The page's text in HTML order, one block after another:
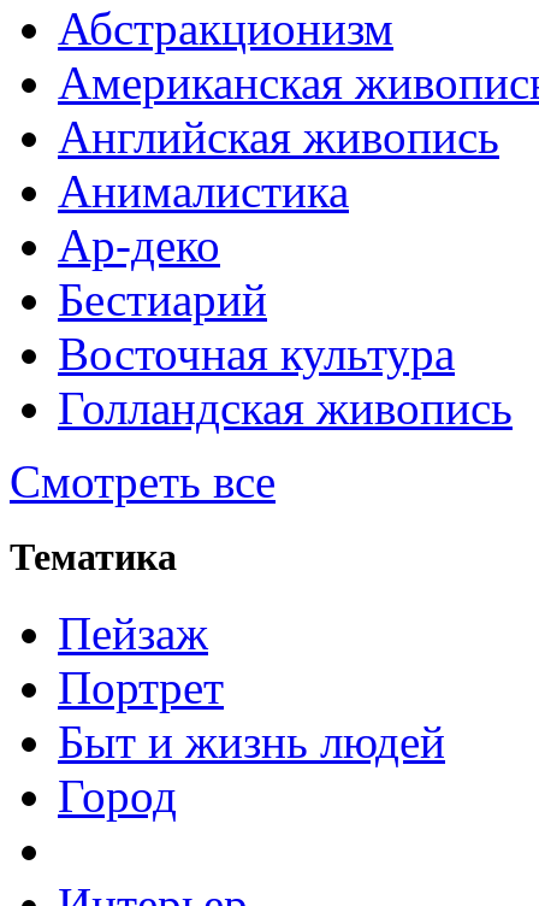
Абстракционизм
Американская
Английская живопись
Анималистика
Ар-деко
Бестиарий
Восточная культура
Голландская живопись
Смотреть все
Тематика
Пейзаж
Портрет
Быт и жизнь людей
Город